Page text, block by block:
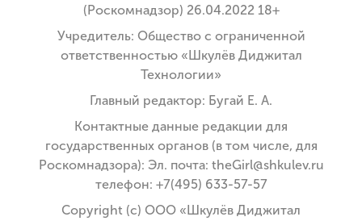
(Роскомнадзор) 26.04.2022 18+
Учредитель: Общество с ограниченной
ответственностью «Шкулёв Диджитал
Технологии»
Главный редактор: Бугай Е. А.
Контактные данные редакции для
государственных органов (в том числе, для
Роскомнадзора): Эл. почта: theGirl@shkulev.ru
телефон: +7(495) 633-57-57
Copyright (с) ООО «Шкулёв Диджитал